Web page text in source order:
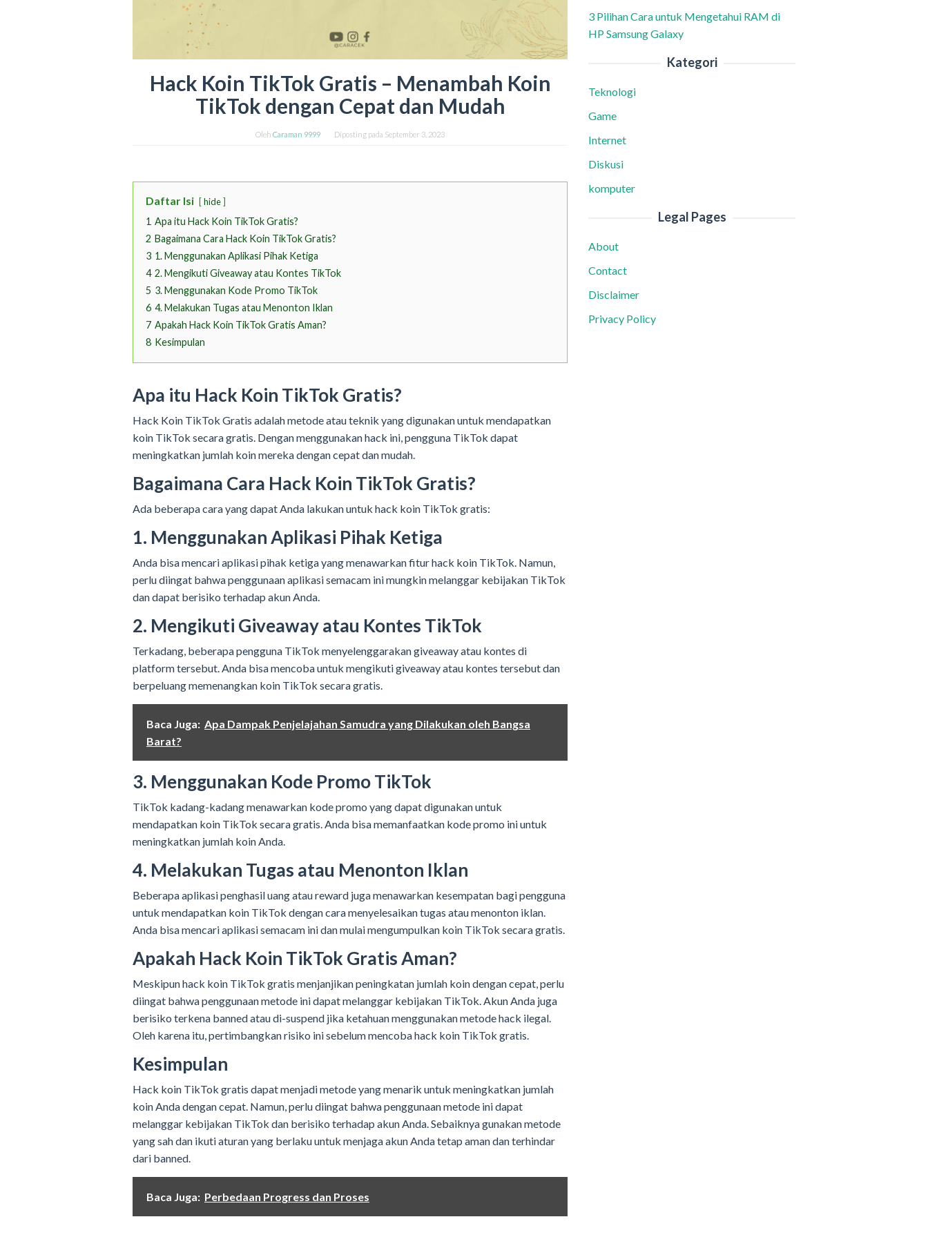
Hack Koin TikTok Gratis – Menambah Koin
TikTok dengan Cepat dan Mudah
Oleh Caraman 9999 Diposting pada September 3, 2023
Daftar Isi hide
1 Apa itu Hack Koin TikTok Gratis?
2 Bagaimana Cara Hack Koin TikTok Gratis?
3 1. Menggunakan Aplikasi Pihak Ketiga
4 2. Mengikuti Giveaway atau Kontes TikTok
5 3. Menggunakan Kode Promo TikTok
6 4. Melakukan Tugas atau Menonton Iklan
7 Apakah Hack Koin TikTok Gratis Aman?
8 Kesimpulan
Apa itu Hack Koin TikTok Gratis?
Hack Koin TikTok Gratis adalah metode atau teknik yang digunakan untuk mendapatkan
koin TikTok secara gratis. Dengan menggunakan hack ini, pengguna TikTok dapat
meningkatkan jumlah koin mereka dengan cepat dan mudah.
Bagaimana Cara Hack Koin TikTok Gratis?
Ada beberapa cara yang dapat Anda lakukan untuk hack koin TikTok gratis:
1. Menggunakan Aplikasi Pihak Ketiga
Anda bisa mencari aplikasi pihak ketiga yang menawarkan fitur hack koin TikTok. Namun,
perlu diingat bahwa penggunaan aplikasi semacam ini mungkin melanggar kebijakan TikTok
dan dapat berisiko terhadap akun Anda.
2. Mengikuti Giveaway atau Kontes TikTok
Terkadang, beberapa pengguna TikTok menyelenggarakan giveaway atau kontes di
platform tersebut. Anda bisa mencoba untuk mengikuti giveaway atau kontes tersebut dan
berpeluang memenangkan koin TikTok secara gratis.
Baca Juga: Apa Dampak Penjelajahan Samudra yang Dilakukan oleh Bangsa
Barat?
3. Menggunakan Kode Promo TikTok
TikTok kadang-kadang menawarkan kode promo yang dapat digunakan untuk
mendapatkan koin TikTok secara gratis. Anda bisa memanfaatkan kode promo ini untuk
meningkatkan jumlah koin Anda.
4. Melakukan Tugas atau Menonton Iklan
Beberapa aplikasi penghasil uang atau reward juga menawarkan kesempatan bagi pengguna
untuk mendapatkan koin TikTok dengan cara menyelesaikan tugas atau menonton iklan.
Anda bisa mencari aplikasi semacam ini dan mulai mengumpulkan koin TikTok secara gratis.
Apakah Hack Koin TikTok Gratis Aman?
Meskipun hack koin TikTok gratis menjanjikan peningkatan jumlah koin dengan cepat, perlu
diingat bahwa penggunaan metode ini dapat melanggar kebijakan TikTok. Akun Anda juga
berisiko terkena banned atau di-suspend jika ketahuan menggunakan metode hack ilegal.
Oleh karena itu, pertimbangkan risiko ini sebelum mencoba hack koin TikTok gratis.
Kesimpulan
Hack koin TikTok gratis dapat menjadi metode yang menarik untuk meningkatkan jumlah
koin Anda dengan cepat. Namun, perlu diingat bahwa penggunaan metode ini dapat
melanggar kebijakan TikTok dan berisiko terhadap akun Anda. Sebaiknya gunakan metode
yang sah dan ikuti aturan yang berlaku untuk menjaga akun Anda tetap aman dan terhindar
dari banned.
Baca Juga: Perbedaan Progress dan Proses
3 Pilihan Cara untuk Mengetahui RAM di
HP Samsung Galaxy
Kategori
Teknologi
Game
Internet
Diskusi
komputer
Legal Pages
About
Contact
Disclaimer
Privacy Policy